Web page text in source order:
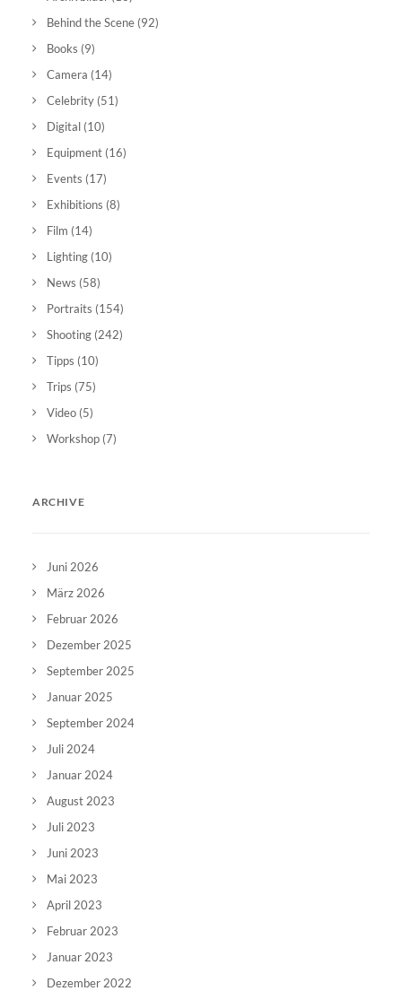
Behind the Scene (92)
Books (9)
Camera (14)
Celebrity (51)
Digital (10)
Equipment (16)
Events (17)
Exhibitions (8)
Film (14)
Lighting (10)
News (58)
Portraits (154)
Shooting (242)
Tipps (10)
Trips (75)
Video (5)
Workshop (7)
ARCHIVE
Juni 2026
März 2026
Februar 2026
Dezember 2025
September 2025
Januar 2025
September 2024
Juli 2024
Januar 2024
August 2023
Juli 2023
Juni 2023
Mai 2023
April 2023
Februar 2023
Januar 2023
Dezember 2022